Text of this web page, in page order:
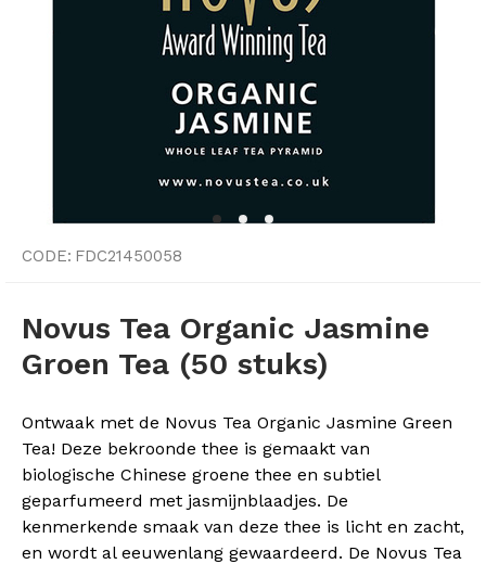
CODE: FDC21450058
Novus Tea Organic Jasmine
Groen Tea (50 stuks)
Ontwaak met de Novus Tea Organic Jasmine Green
Tea! Deze bekroonde thee is gemaakt van
biologische Chinese groene thee en subtiel
geparfumeerd met jasmijnblaadjes. De
kenmerkende smaak van deze thee is licht en zacht,
en wordt al eeuwenlang gewaardeerd. De Novus Tea